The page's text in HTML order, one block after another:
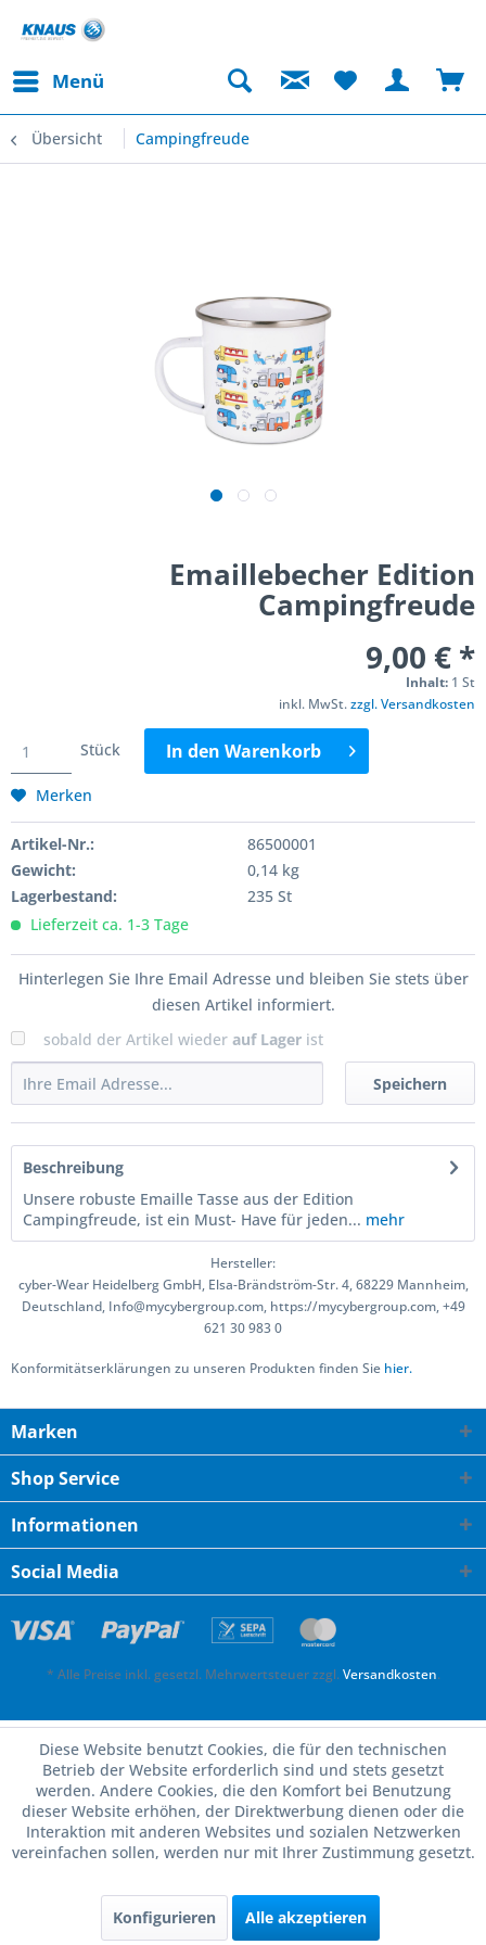
Menü
Übersicht Campingfreude
Emaillebecher Edition
Campingfreude
9,00 € *
Inhalt: 1 St
inkl. MwSt.zzgl. Versandkosten
Stück In den Warenkorb
Merken
Artikel-Nr.:
86500001
Gewicht:
0,14 kg
Lagerbestand:
235 St
Lieferzeit ca. 1-3 Tage
Hinterlegen Sie Ihre Email Adresse und bleiben Sie stets über
diesen Artikel informiert.
sobald der Artikel wieder auf Lager ist
Speichern
Beschreibung
Unsere robuste Emaille Tasse aus der Edition
Campingfreude, ist ein Must- Have für jeden... mehr
Hersteller:
cyber-Wear Heidelberg GmbH, Elsa-Brändström-Str. 4, 68229 Mannheim,
Deutschland, Info@mycybergroup.com, https://mycybergroup.com, +49
621 30 983 0
Konformitätserklärungen zu unseren Produkten finden Sie hier.
Marken
Shop Service
Informationen
Social Media
* Alle Preise inkl. gesetzl. Mehrwertsteuer zzgl. Versandkosten.
Diese Website benutzt Cookies, die für den technischen
Betrieb der Website erforderlich sind und stets gesetzt
werden. Andere Cookies, die den Komfort bei Benutzung
dieser Website erhöhen, der Direktwerbung dienen oder die
Interaktion mit anderen Websites und sozialen Netzwerken
vereinfachen sollen, werden nur mit Ihrer Zustimmung gesetzt.
Konfigurieren Alle akzeptieren